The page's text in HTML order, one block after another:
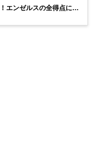
エンゼルスの全得点に絡